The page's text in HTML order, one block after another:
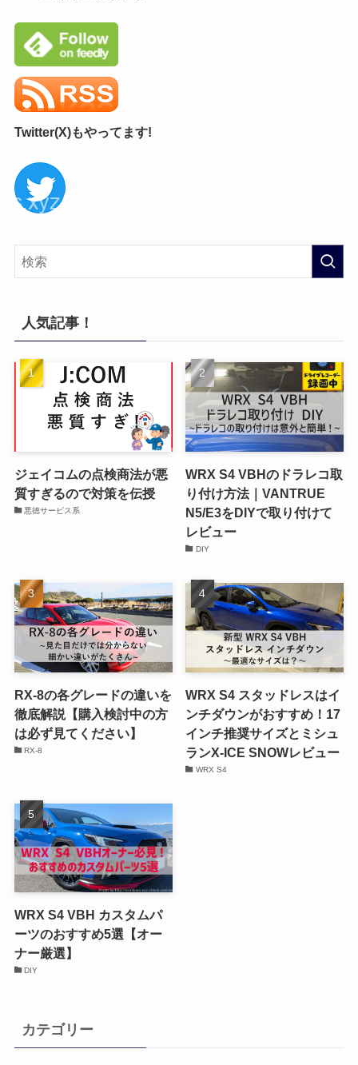
Twitter(X)もやってます!
人気記事！
ジェイコムの点検商法が悪
質すぎるので対策を伝授
悪徳サービス系
WRX S4 VBHのドラレコ取
り付け方法｜VANTRUE
N5/E3をDIYで取り付けて
レビュー
DIY
RX-8の各グレードの違いを
徹底解説【購入検討中の方
は必ず見てください】
RX-8
WRX S4 スタッドレスはイ
ンチダウンがおすすめ！17
インチ推奨サイズとミシュ
ランX-ICE SNOWレビュー
WRX S4
WRX S4 VBH カスタムパ
ーツのおすすめ5選【オー
ナー厳選】
DIY
カテゴリー